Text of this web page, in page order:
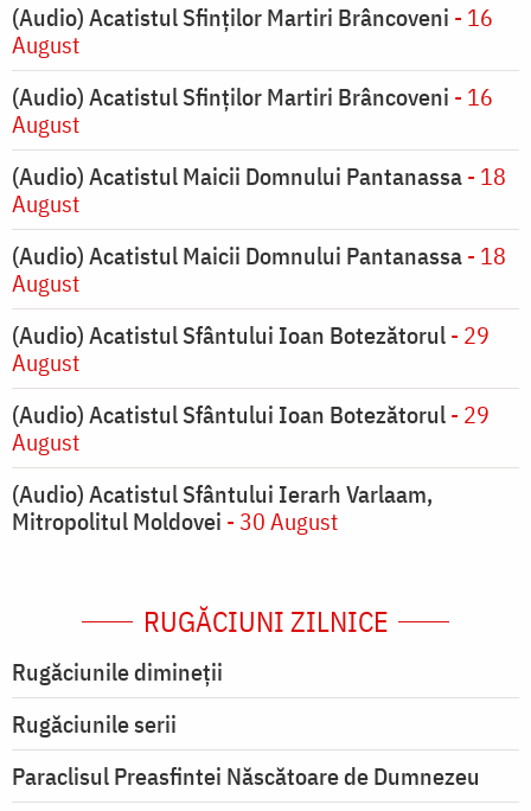
(Audio) Acatistul Sfinților Martiri Brâncoveni - 16
August
(Audio) Acatistul Sfinților Martiri Brâncoveni - 16
August
(Audio) Acatistul Maicii Domnului Pantanassa- 18
August
(Audio) Acatistul Maicii Domnului Pantanassa- 18
August
(Audio) Acatistul Sfântului Ioan Botezătorul- 29
August
(Audio) Acatistul Sfântului Ioan Botezătorul- 29
August
(Audio) Acatistul Sfântului Ierarh Varlaam,
Mitropolitul Moldovei - 30 August
RUGĂCIUNI ZILNICE
Rugăciunile dimineții
Rugăciunile serii
Paraclisul Preasfintei Născătoare de Dumnezeu